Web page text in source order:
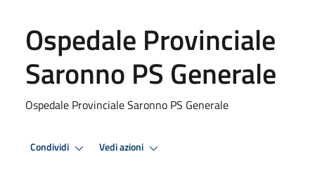
Ospedale Provinciale
Saronno PS Generale
Ospedale Provinciale Saronno PS Generale
Condividi Vedi azioni